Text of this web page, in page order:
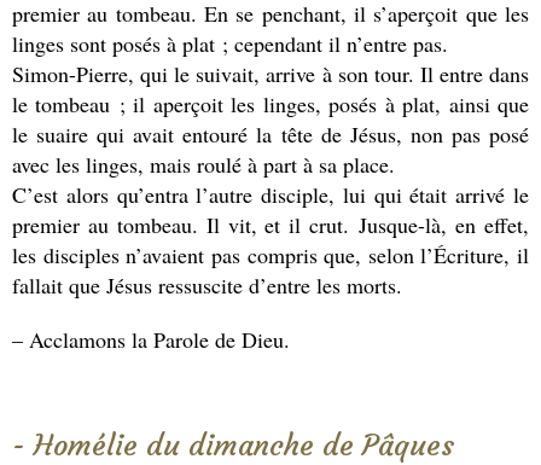
premier au tombeau. En se penchant, il s’aperçoit que les
linges sont posés à plat ; cependant il n’entre pas.
Simon-Pierre, qui le suivait, arrive à son tour. Il entre dans
le tombeau ; il aperçoit les linges, posés à plat, ainsi que
le suaire qui avait entouré la tête de Jésus, non pas posé
avec les linges, mais roulé à part à sa place.
C’est alors qu’entra l’autre disciple, lui qui était arrivé le
premier au tombeau. Il vit, et il crut. Jusque-là, en effet,
les disciples n’avaient pas compris que, selon l’Écriture, il
fallait que Jésus ressuscite d’entre les morts.
– Acclamons la Parole de Dieu.
- Homélie du dimanche de Pâques